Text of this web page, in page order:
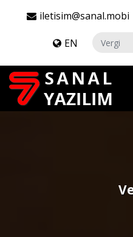
iletisim@sanal.mobi
EN